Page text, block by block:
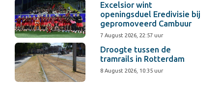
Excelsior wint
openingsduel Eredivisie bij
gepromoveerd Cambuur
7 August 2026, 22:57 uur
Droogte tussen de
tramrails in Rotterdam
8 August 2026, 10:35 uur